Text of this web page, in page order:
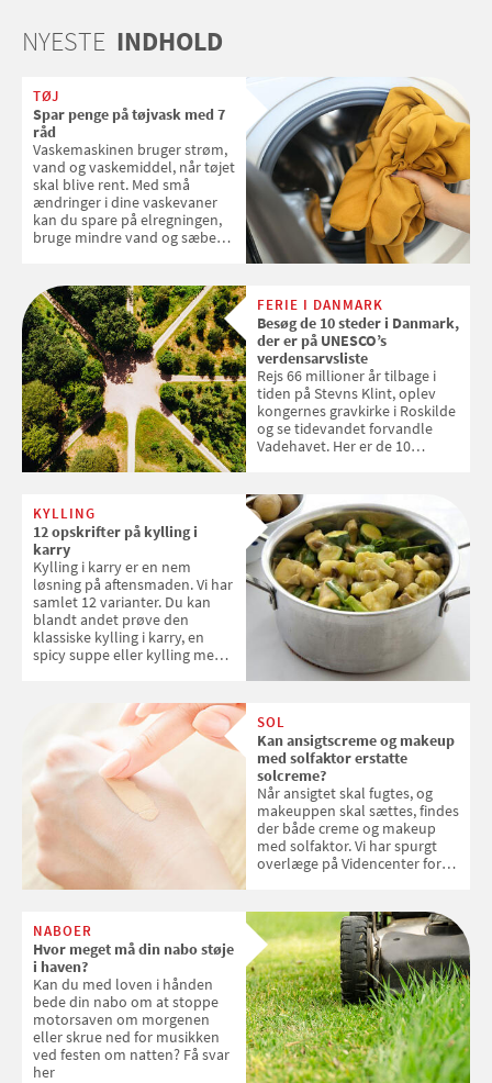
NYESTE INDHOLD
TØJ
Spar penge på tøjvask med 7
råd
Vaskemaskinen bruger strøm,
vand og vaskemiddel, når tøjet
skal blive rent. Med små
ændringer i dine vaskevaner
kan du spare på elregningen,
bruge mindre vand og sæbe
enkle råd til at spare penge på
tøjvasken
FERIE I DANMARK
Besøg de 10 steder i Danmark,
der er på UNESCO’s
verdensarvsliste
Rejs 66 millioner år tilbage i
tiden på Stevns Klint, oplev
kongernes gravkirke i Roskilde
og se tidevandet forvandle
Vadehavet. Her er de 10
KYLLING
12 opskrifter på kylling i
karry
Kylling i karry er en nem
løsning på aftensmaden. Vi har
samlet 12 varianter. Du kan
blandt andet prøve den
klassiske kylling i karry, en
spicy suppe eller kylling med
SOL
Kan ansigtscreme og makeup
med solfaktor erstatte
solcreme?
Når ansigtet skal fugtes, og
makeuppen skal sættes, findes
der både creme og makeup
med solfaktor. Vi har spurgt
overlæge på Videncenter for
med SPF kan erstatte
solcreme, når man bevæger
sig ud i solen
NABOER
Hvor meget må din nabo støje
i haven?
Kan du med loven i hånden
bede din nabo om at stoppe
motorsaven om morgenen
eller skrue ned for musikken
ved festen om natten? Få svar
her